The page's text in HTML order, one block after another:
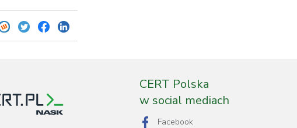
CERT Polska
w social mediach
Facebook